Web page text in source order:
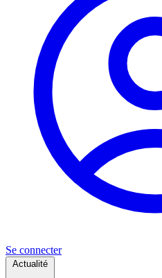
Se connecter
Actualité